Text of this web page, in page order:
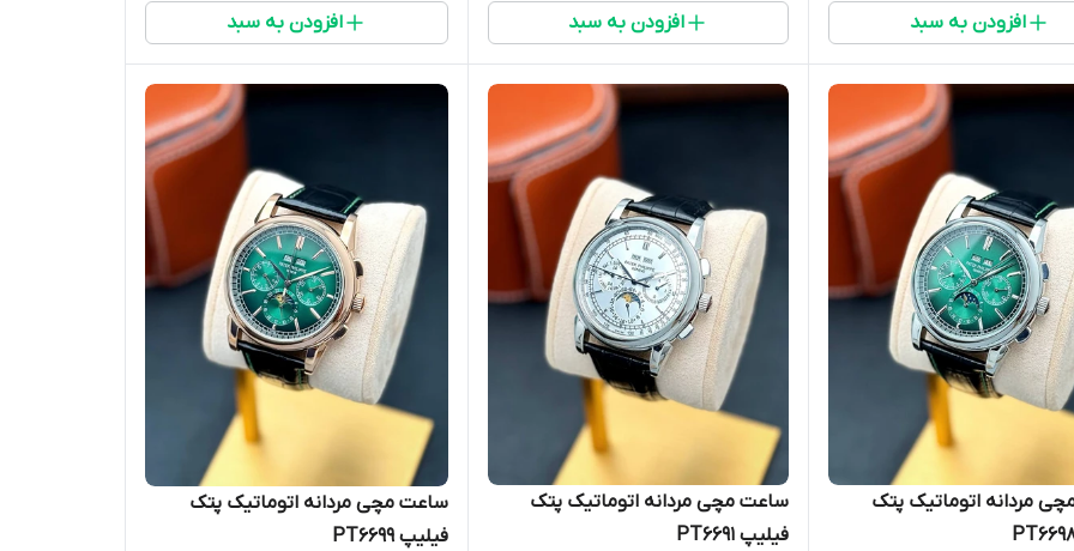
افزودن به سبد افزودن به سبد افزودن به سبد
مردانه اتوماتیک پتک
ساعت مچی مردانه اتوماتیک پتک
فیلیپ PT6691
ساعت مچی مردانه اتوماتیک پتک
فیلیپ PT6699